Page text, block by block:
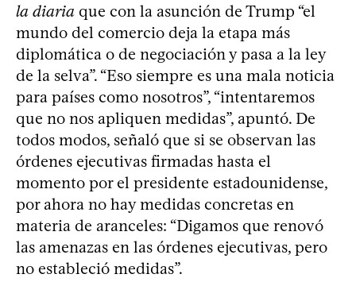
la diaria que con la asunción de Trump “el
mundo del comercio deja la etapa más
diplomática o de negociación y pasa a la ley
de la selva”. “Eso siempre es una mala noticia
para países como nosotros”, “intentaremos
que no nos apliquen medidas”, apuntó. De
todos modos, señaló que si se observan las
órdenes ejecutivas firmadas hasta el
momento por el presidente estadounidense,
por ahora no hay medidas concretas en
materia de aranceles: “Digamos que renovó
las amenazas en las órdenes ejecutivas, pero
no estableció medidas”.